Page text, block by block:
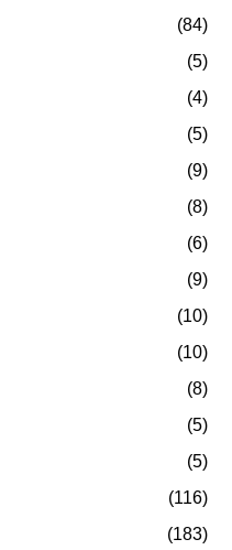
(84)
(5)
(4)
(5)
(9)
(8)
(6)
(9)
(10)
(10)
(8)
(5)
(5)
(116)
(183)